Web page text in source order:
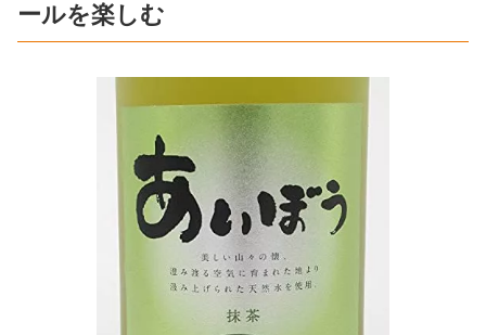
ールを楽しむ